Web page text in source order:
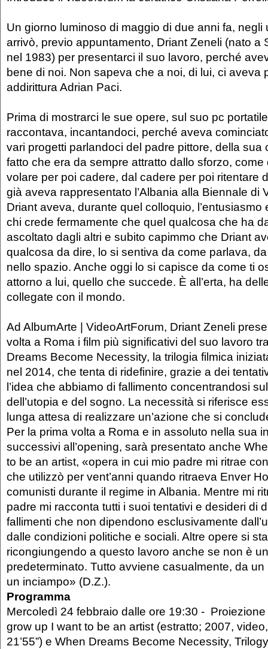
Un giorno luminoso di maggio di due anni fa, negli
arrivò, previo appuntamento, Driant Zeneli (nato a
nel 1983) per presentarci il suo lavoro, perché
bene di noi. Non sapeva che a noi, di lui, ci aveva
addirittura Adrian Paci.
Prima di mostrarci le sue opere, sul suo pc
raccontava, incantandoci, perché aveva
vari progetti parlandoci del padre pittore, della sua
fatto che era da sempre attratto dallo sforzo, come
volare per poi cadere, dal cadere per poi ritentare
già aveva rappresentato l’Albania alla Biennale di
Driant aveva, durante quel colloquio, l’entusiasmo
chi crede fermamente che quel qualcosa che ha
ascoltato dagli altri e subito capimmo che Driant
qualcosa da dire, lo si sentiva da come parlava,
nello spazio. Anche oggi lo si capisce da come ti
attorno a lui, quello che succede. È all’erta, ha
collegate con il mondo.
Ad AlbumArte | VideoArtForum, Driant Zeneli
volta a Roma i film più significativi del suo lavoro
Dreams Become Necessity, la trilogia filmica
nel 2014, che tenta di ridefinire, grazie a dei
l’idea che abbiamo di fallimento concentrandosi
dell’utopia e del sogno. La necessità si riferisce
lunga attesa di realizzare un’azione che si
Per la prima volta a Roma e in assoluto nella sua
successivi all’opening, sarà presentato anche
to be an artist, «opera in cui mio padre mi ritrae
che utilizzò per vent’anni quando ritraeva Enver
comunisti durante il regime in Albania. Mentre mi
padre mi racconta tutti i suoi tentativi e desideri di
fallimenti che non dipendono esclusivamente
dalle condizioni politiche e sociali. Altre opere si
ricongiungendo a questo lavoro anche se non è
predeterminato. Tutto avviene casualmente, da
un inciampo» (D.Z.).
Programma
Mercoledì 24 febbraio dalle ore 19:30 -
grow up I want to be an artist (estratto; 2007,
21’55”) e When Dreams Become Necessity,